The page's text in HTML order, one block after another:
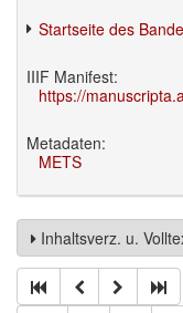
Startseite des
IIIF Manifest:
https://
Metadaten:
METS
Inhaltsverz. u.